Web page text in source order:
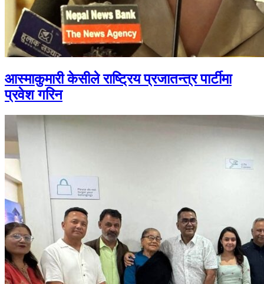
आस्माकुमारी केसीले राष्ट्रिय प्रजातन्त्र पार्टीमा
प्रवेश गरिन